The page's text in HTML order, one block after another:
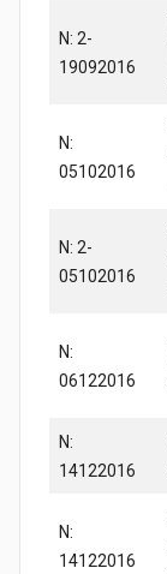
N: 2-
19092016
N:
05102016
N: 2-
05102016
N:
06122016
N:
14122016
N:
14122016